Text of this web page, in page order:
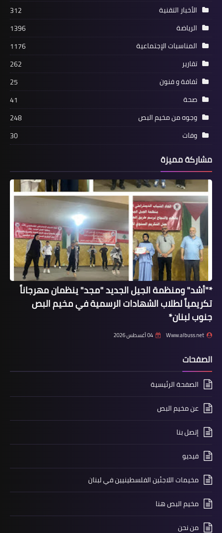
أخبار متنوعة
*"حما#س" تلتقي "الجها+د"، وتأكيدٌ على
وحدة الدم والمسار والمصير*
منوعات
*جمعية HELP DUNYA الألمانية تزور
اللجان الشعبية الفلسطينية في لبنان*
محطات
*اجتماع مركزي مشترك بين مكتب الشباب
في حركة أمل واتحاد الشباب الديمقراطي
الفلسطيني (أشد)*
الأخبار التقنية
312
الرياضة
1396
المناسبات الإجتماعية
1176
تقارير
262
ثفافة و فنون
25
صحة
41
وجوه من مخيم البص
248
وفات
30
مشاركة مميزة
*"أشد" ومنظمة الجيل الجديد "مجد" ينظمان مهرجاناً
تكريمياً لطلاب الشهادات الرسمية في مخيم البص
جنوب لبنان*
Www.albuss.net 04 أغسطس 2026
الصفحات
الصفحة الرئيسية
عن مخيم البص
إتصل بنا
فيديو
مخيمات اللاجئين الفلسطينيين في لبنان
مخيم البص هنا
من نحن